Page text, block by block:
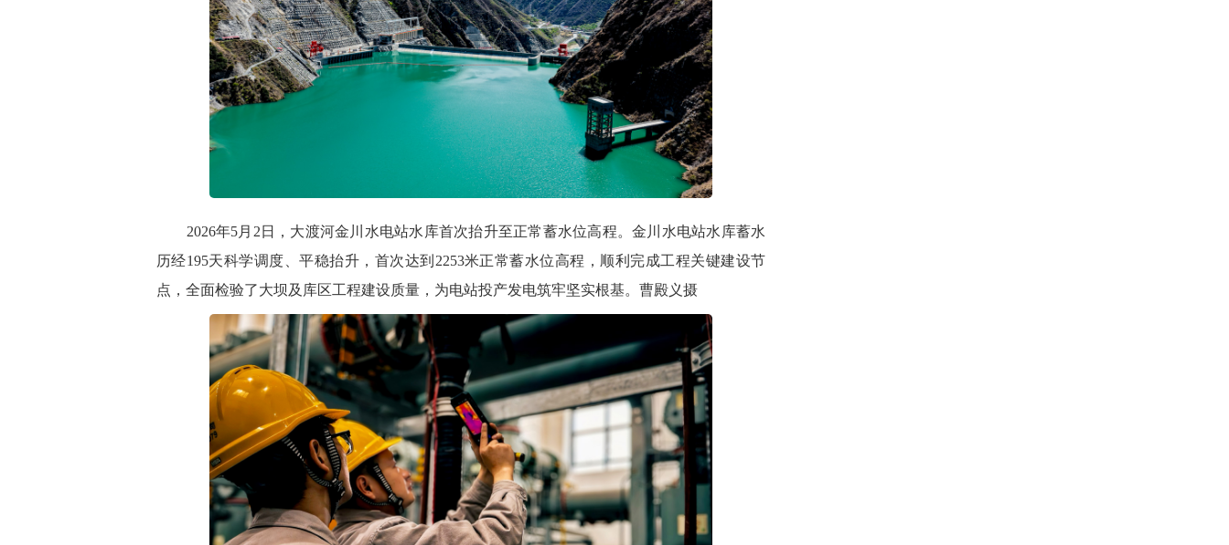
2026年5月2日，大渡河金川水电站水库首次抬升至正常蓄水位高程。金川水电站水库蓄水
历经195天科学调度、平稳抬升，首次达到2253米正常蓄水位高程，顺利完成工程关键建设节
点，全面检验了大坝及库区工程建设质量，为电站投产发电筑牢坚实根基。曹殿义摄